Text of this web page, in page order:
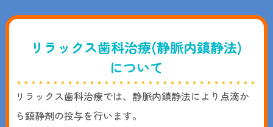
リラックス歯科治療(静脈内鎮静法)
について
リラックス歯科治療では、静脈内鎮静法により点滴か
ら鎮静剤の投与を行います。